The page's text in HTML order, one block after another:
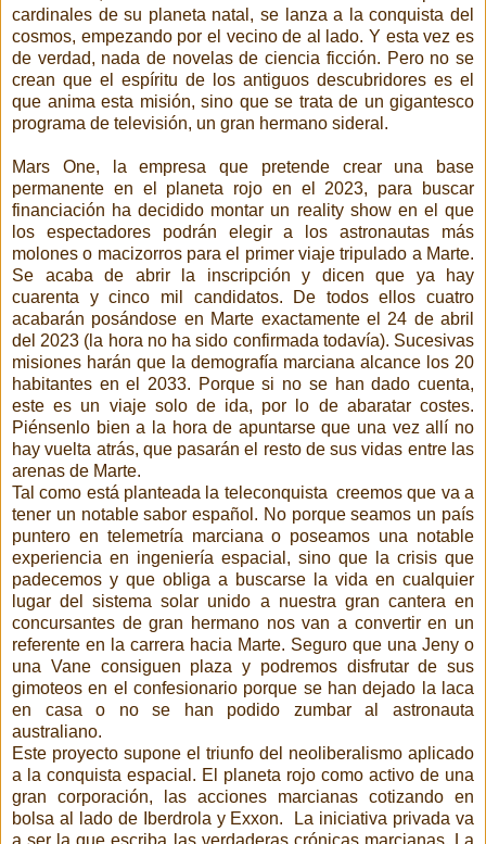
cardinales de su planeta natal, se lanza a la conquista del
cosmos, empezando por el vecino de al lado. Y esta vez es
de verdad, nada de novelas de ciencia ficción. Pero no se
crean que el espíritu de los antiguos descubridores es el
que anima esta misión, sino que se trata de un gigantesco
programa de televisión, un gran hermano sideral.
Mars One, la empresa que pretende crear una base
permanente en el planeta rojo en el 2023, para buscar
financiación ha decidido montar un reality show en el que
los espectadores podrán elegir a los astronautas más
molones o macizorros para el primer viaje tripulado a Marte.
Se acaba de abrir la inscripción y dicen que ya hay
cuarenta y cinco mil candidatos. De todos ellos cuatro
acabarán posándose en Marte exactamente el 24 de abril
del 2023 (la hora no ha sido confirmada todavía). Sucesivas
misiones harán que la demografía marciana alcance los 20
habitantes en el 2033. Porque si no se han dado cuenta,
este es un viaje solo de ida, por lo de abaratar costes.
Piénsenlo bien a la hora de apuntarse que una vez allí no
hay vuelta atrás, que pasarán el resto de sus vidas entre las
arenas de Marte.
Tal como está planteada la teleconquista creemos que va a
tener un notable sabor español. No porque seamos un país
puntero en telemetría marciana o poseamos una notable
experiencia en ingeniería espacial, sino que la crisis que
padecemos y que obliga a buscarse la vida en cualquier
lugar del sistema solar unido a nuestra gran cantera en
concursantes de gran hermano nos van a convertir en un
referente en la carrera hacia Marte. Seguro que una Jeny o
una Vane consiguen plaza y podremos disfrutar de sus
gimoteos en el confesionario porque se han dejado la laca
en casa o no se han podido zumbar al astronauta
australiano.
Este proyecto supone el triunfo del neoliberalismo aplicado
a la conquista espacial. El planeta rojo como activo de una
gran corporación, las acciones marcianas cotizando en
bolsa al lado de Iberdrola y Exxon. La iniciativa privada va
a ser la que escriba las verdaderas crónicas marcianas. La